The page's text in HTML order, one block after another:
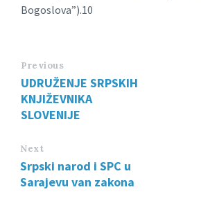
Bogoslova”).10
Previous
UDRUŽENJE SRPSKIH
KNJIŽEVNIKA
SLOVENIJE
Next
Srpski narod i SPC u
Sarajevu van zakona